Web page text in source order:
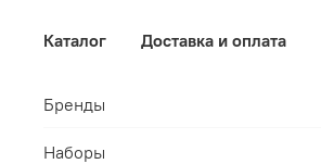
Каталог Доставка и оплата
Бренды
Наборы